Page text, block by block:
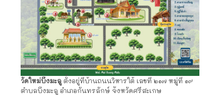
วัดใหม่บึงมะลู ตั้งอยู่ที่บ้านถนนวิหารใต้ เลขที่ ๒๑๗ หมู่ที่ ๑๙
ตำบลบึงมะลู อำเภอกันทรลักษ์ จังหวัดศรีสะเกษ